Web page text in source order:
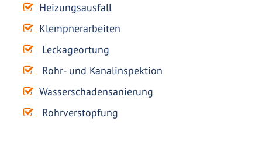
Heizungsausfall
Klempnerarbeiten
Leckageortung
Rohr- und Kanalinspektion
Wasserschadensanierung
Rohrverstopfung